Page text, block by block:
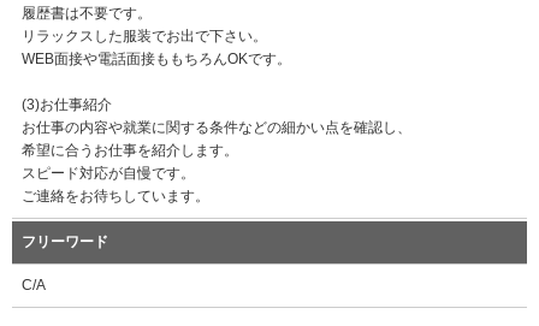
履歴書は不要です。
リラックスした服装でお出で下さい。
WEB面接や電話面接ももちろんOKです。
(3)お仕事紹介
お仕事の内容や就業に関する条件などの細かい点を確認し、
希望に合うお仕事を紹介します。
スピード対応が自慢です。
ご連絡をお待ちしています。
フリーワード
C/A